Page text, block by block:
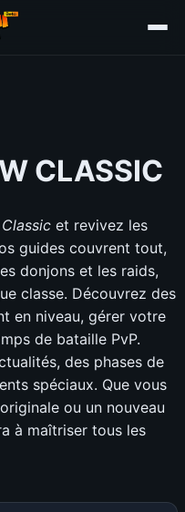
CLASSIC
et revivez les
guides couvrent tout,
donjons et les raids,
classe. Découvrez des
en niveau, gérer votre
de bataille PvP.
des phases de
spéciaux. Que vous
ou un nouveau
à maîtriser tous les